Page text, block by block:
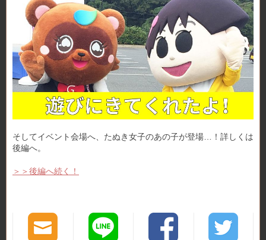
そしてイベント会場へ、たぬき女子のあの子が登場…！詳しくは
後編へ。
＞＞後編へ続く！